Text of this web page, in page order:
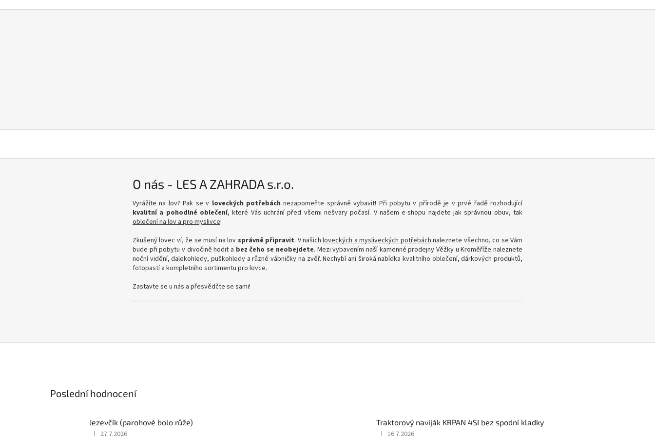
O nás - LES A ZAHRADA s.r.o.
Vyrážíte na lov? Pak se v loveckých potřebách nezapomeňte správně vybavit! Při pobytu v přírodě je v prvé řadě rozhodující
kvalitní a pohodlné oblečení, které Vás uchrání před všemi nešvary počasí. V našem e-shopu najdete jak správnou obuv, tak
oblečení na lov a pro myslivce!
Zkušený lovec ví, že se musí na lov správně připravit. V našichloveckých a mysliveckých potřebáchnaleznete všechno, co se Vám
bude při pobytu v divočině hodit a bez čeho se neobejdete. Mezi vybavením naší kamenné prodejny Věžky u Kroměříže naleznete
noční vidění, dalekohledy, puškohledy a různé vábničky na zvěř. Nechybí ani široká nabídka kvalitního oblečení, dárkových produktů,
fotopastí a kompletního sortimentu pro lovce.
Zastavte se u nás a přesvědčte se sami!
Poslední hodnocení
Jezevčík (parohové bolo růže)
| 27.7.2026
Traktorový naviják KRPAN 4SI bez spodní kladky
| 16.7.2026